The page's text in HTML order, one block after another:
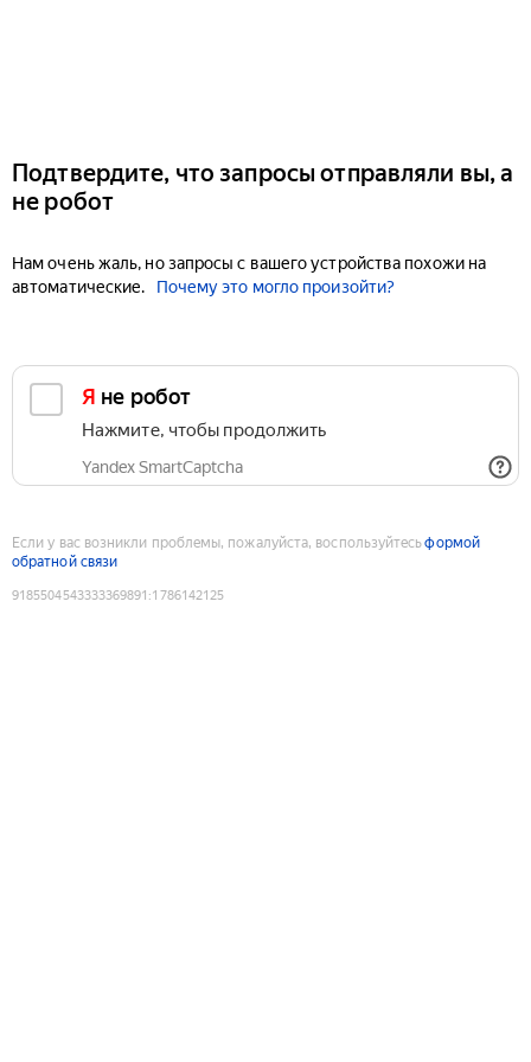
Подтвердите, что запросы отправляли вы, а
не робот
Нам очень жаль, но запросы с вашего устройства похожи на
автоматические.
Почему это могло произойти?
Я не робот
Нажмите, чтобы продолжить
Yandex SmartCaptcha
Если у вас возникли проблемы, пожалуйста, воспользуйтесьформой
обратной связи
9185504543333369891 :1786142125